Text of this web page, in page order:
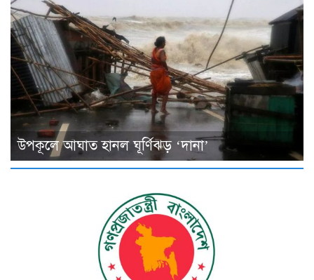
উপকূলে আঘাত হানল ঘূর্ণিঝড় ‘দানা’